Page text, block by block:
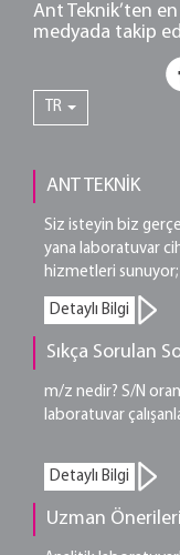
Ant Teknik’ten
medyada takip
TR
ANT TEKNİK
Siz isteyin biz
yana laboratuvar
hizmetleri
Detaylı Bilgi
Sıkça Sorulan
m/z nedir? S/N
laboratuvar
Detaylı Bilgi
Uzman Önerileri